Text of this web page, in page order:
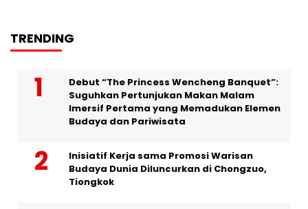
TRENDING
Debut “The Princess Wencheng Banquet”:
Suguhkan Pertunjukan Makan Malam
Imersif Pertama yang Memadukan Elemen
Budaya dan Pariwisata
Inisiatif Kerja sama Promosi Warisan
Budaya Dunia Diluncurkan di Chongzuo,
Tiongkok